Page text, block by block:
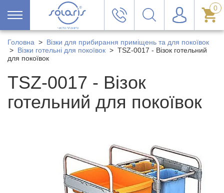
0
Головна > Візки для прибирання приміщень та для покоївок
> Візки готельні для покоївок > TSZ-0017 - Візок готельний
для покоївок
TSZ-0017 - Візок
готельний для покоївок